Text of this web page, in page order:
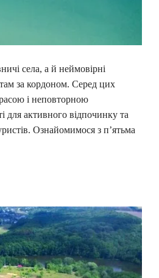
села, а й неймовірні
за кордоном. Серед цих
і неповторною
для активного відпочинку та
Ознайомимося з п’ятьма